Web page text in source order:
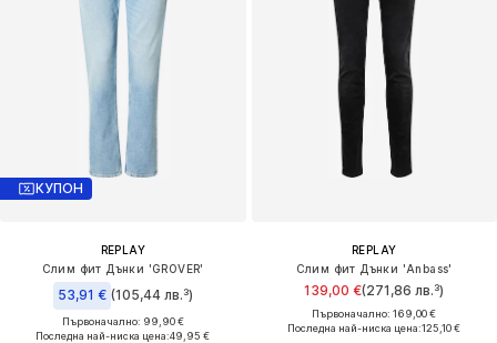
КУПОН
REPLAY
Слим фит Дънки 'GROVER'
53,91 € (105,44 лв.³)
Първоначално: 99,90 €
Последна най-ниска цена:49,95 €
REPLAY
Слим фит Дънки 'Anbass'
139,00 €(271,86 лв.³)
Първоначално: 169,00 €
Последна най-ниска цена:125,10 €